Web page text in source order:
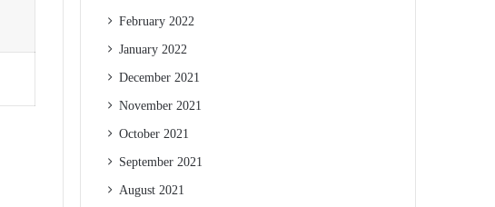
February 2022
January 2022
December 2021
November 2021
October 2021
September 2021
August 2021